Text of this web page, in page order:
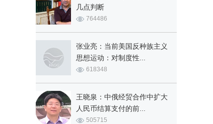
几点判断
764486
张业亮：当前美国反种族主义
思想运动：对制度性...
618348
王晓泉：中俄经贸合作中扩大
人民币结算支付的前...
505715